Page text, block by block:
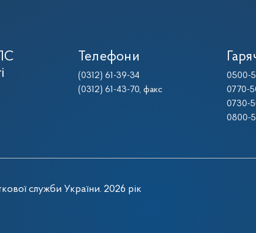
Телефони
(0312) 61-39-34
(0312) 61-43-70, факс
0500-
0770-
0730-
0800-
служби України. 2026 рік